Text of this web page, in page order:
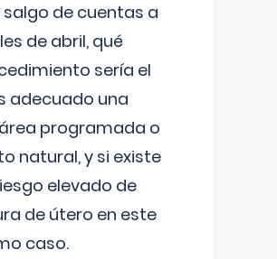
salgo de cuentas a
de abril, qué
sería el
adecuado una
programada o
natural, y si existe
elevado de
de útero en este
caso.